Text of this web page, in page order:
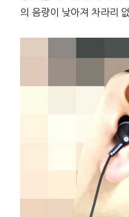
의 음량이 낮아져 차라리